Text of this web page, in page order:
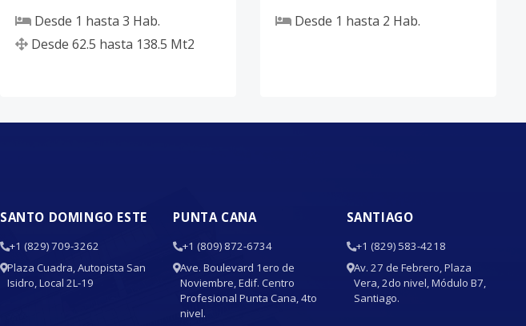
Desde 1 hasta 3 Hab.
Desde 62.5 hasta 138.5 Mt2
Desde 1 hasta 2 Hab.
SANTO DOMINGO ESTE
+1 (829) 709-3262
Plaza Cuadra, Autopista San
Isidro, Local 2L-19
PUNTA CANA
+1 (809) 872-6734
Ave. Boulevard 1ero de
Noviembre, Edif. Centro
Profesional Punta Cana, 4to
nivel.
SANTIAGO
+1 (829) 583-4218
Av. 27 de Febrero, Plaza
Vera, 2do nivel, Módulo B7,
Santiago.